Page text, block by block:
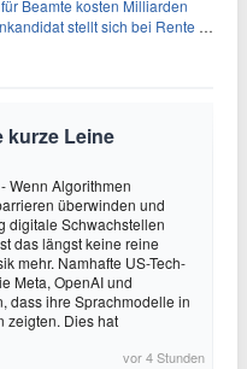
Beamte kosten Milliarden
stellt sich bei Rente mit 63 quer
kurze Leine
Wenn Algorithmen
überwinden und
digitale Schwachstellen
das längst keine reine
mehr. Namhafte US-Tech-
Meta, OpenAI und
dass ihre Sprachmodelle in
zeigten. Dies hat
vor 4 Stunden